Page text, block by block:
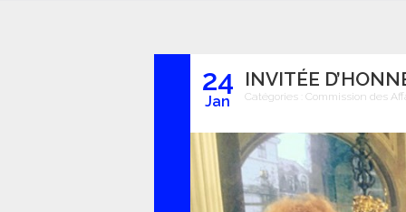
24
Jan
INVITÉE
Catégories : Commission des